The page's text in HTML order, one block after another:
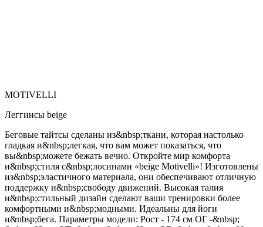
MOTIVELLI
Леггинсы beige
Беговые тайтсы сделаны из&nbsp;ткани, которая настолько
гладкая и&nbsp;легкая, что вам может показаться, что
вы&nbsp;можете бежать вечно. Откройте мир комфорта
и&nbsp;стиля с&nbsp;лосинами «beige Motivelli»! Изготовлены
из&nbsp;эластичного материала, они обеспечивают отличную
поддержку и&nbsp;свободу движений. Высокая талия
и&nbsp;стильный дизайн сделают ваши тренировки более
комфортными и&nbsp;модными. Идеальны для йоги
и&nbsp;бега. Параметры модели: Рост - 174 см ОГ -&nbsp;